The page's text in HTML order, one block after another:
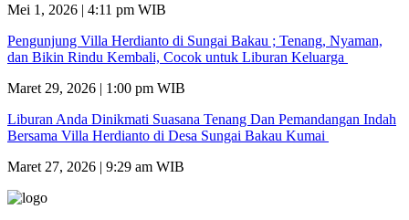
Mei 1, 2026 | 4:11 pm WIB
Pengunjung Villa Herdianto di Sungai Bakau ; Tenang, Nyaman,
dan Bikin Rindu Kembali, Cocok untuk Liburan Keluarga
Maret 29, 2026 | 1:00 pm WIB
Liburan Anda Dinikmati Suasana Tenang Dan Pemandangan Indah
Bersama Villa Herdianto di Desa Sungai Bakau Kumai
Maret 27, 2026 | 9:29 am WIB